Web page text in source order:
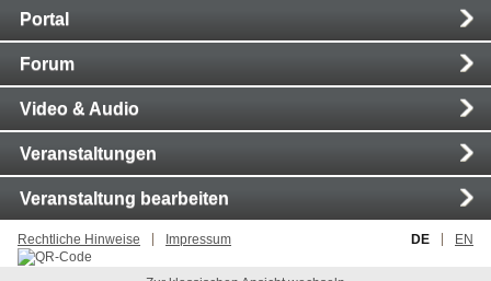
Portal
Forum
Video & Audio
Veranstaltungen
Veranstaltung bearbeiten
Rechtliche Hinweise Impressum DE EN